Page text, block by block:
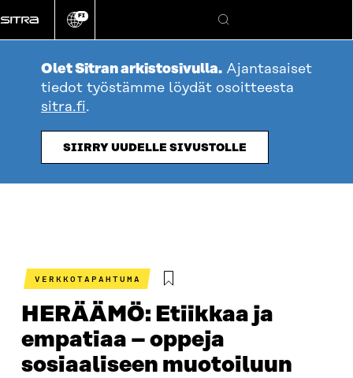
suoraan
sisältöön
Vaihda
kieli
FI
Hae
Olet Sitran arkistosivulla. Ajantasaiset
tiedot työstämme löydät osoitteesta
sitra.fi.
SIIRRY UUDELLE SIVUSTOLLE
VERKKOTAPAHTUMA
HERÄÄMÖ: Etiikkaa ja
empatiaa – oppeja
sosiaaliseen muotoiluun